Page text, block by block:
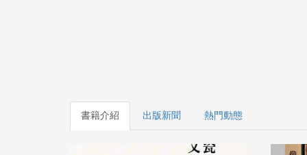
書籍介紹 出版新聞 熱門動態